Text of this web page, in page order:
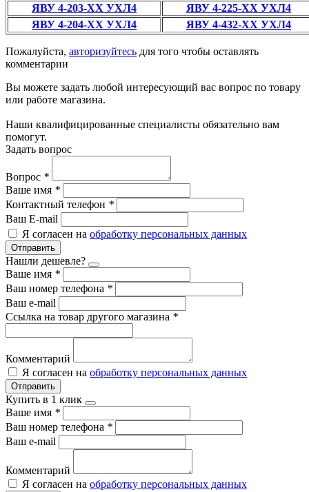
ЯВУ 4-203-ХХ УХЛ4
ЯВУ 4-225-ХХ УХЛ4
ЯВУ 4-204-ХХ УХЛ4
ЯВУ 4-432-ХХ УХЛ4
Пожалуйста, авторизуйтесь для того чтобы оставлять
комментарии
Вы можете задать любой интересующий вас вопрос по товару
или работе магазина.
Наши квалифицированные специалисты обязательно вам
помогут.
Задать вопрос
Вопрос *
Ваше имя *
Контактный телефон *
Ваш E-mail
Я согласен на обработку персональных данных
Отправить
Нашли дешевле?
Ваше имя *
Ваш номер телефона *
Ваш e-mail
Ссылка на товар другого магазина *
Комментарий
Я согласен на обработку персональных данных
Отправить
Купить в 1 клик
Ваше имя *
Ваш номер телефона *
Ваш e-mail
Комментарий
Я согласен на обработку персональных данных